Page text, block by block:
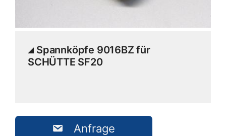
Spannköpfe 9016BZ für
SCHÜTTE SF20
Anfrage